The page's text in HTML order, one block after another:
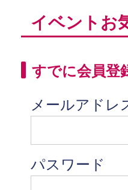
イベントお
すでに会員登
メールアドレ
パスワード